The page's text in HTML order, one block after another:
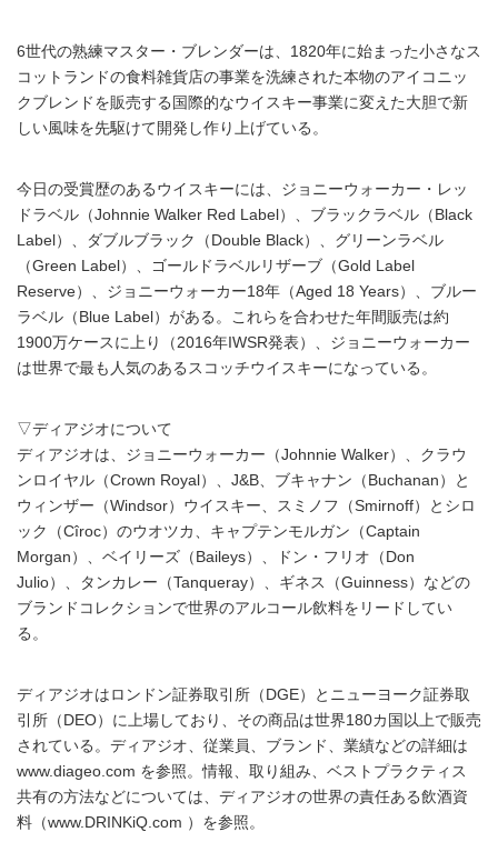
6世代の熟練マスター・ブレンダーは、1820年に始まった小さなス
コットランドの食料雑貨店の事業を洗練された本物のアイコニッ
クブレンドを販売する国際的なウイスキー事業に変えた大胆で新
しい風味を先駆けて開発し作り上げている。
今日の受賞歴のあるウイスキーには、ジョニーウォーカー・レッ
ドラベル（Johnnie Walker Red Label）、ブラックラベル（Black
Label）、ダブルブラック（Double Black）、グリーンラベル
（Green Label）、ゴールドラベルリザーブ（Gold Label
Reserve）、ジョニーウォーカー18年（Aged 18 Years）、ブルー
ラベル（Blue Label）がある。これらを合わせた年間販売は約
1900万ケースに上り（2016年IWSR発表）、ジョニーウォーカー
は世界で最も人気のあるスコッチウイスキーになっている。
▽ディアジオについて
ディアジオは、ジョニーウォーカー（Johnnie Walker）、クラウ
ンロイヤル（Crown Royal）、J&B、ブキャナン（Buchanan）と
ウィンザー（Windsor）ウイスキー、スミノフ（Smirnoff）とシロ
ック（Cîroc）のウオツカ、キャプテンモルガン（Captain
Morgan）、ベイリーズ（Baileys）、ドン・フリオ（Don
Julio）、タンカレー（Tanqueray）、ギネス（Guinness）などの
ブランドコレクションで世界のアルコール飲料をリードしてい
る。
ディアジオはロンドン証券取引所（DGE）とニューヨーク証券取
引所（DEO）に上場しており、その商品は世界180カ国以上で販売
されている。ディアジオ、従業員、ブランド、業績などの詳細は
www.diageo.com を参照。情報、取り組み、ベストプラクティス
共有の方法などについては、ディアジオの世界の責任ある飲酒資
料（www.DRINKiQ.com ）を参照。